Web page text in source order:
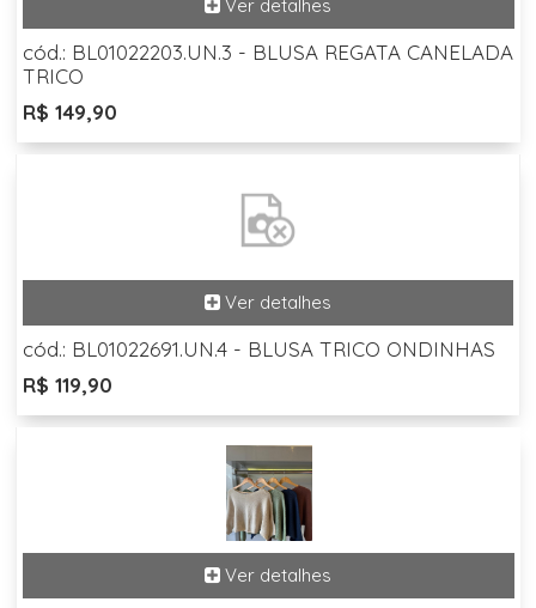
cód.: BL01022203.UN.3 - BLUSA REGATA CANELADA
TRICO
R$ 149,90
cód.: BL01022691.UN.4 - BLUSA TRICO ONDINHAS
R$ 119,90